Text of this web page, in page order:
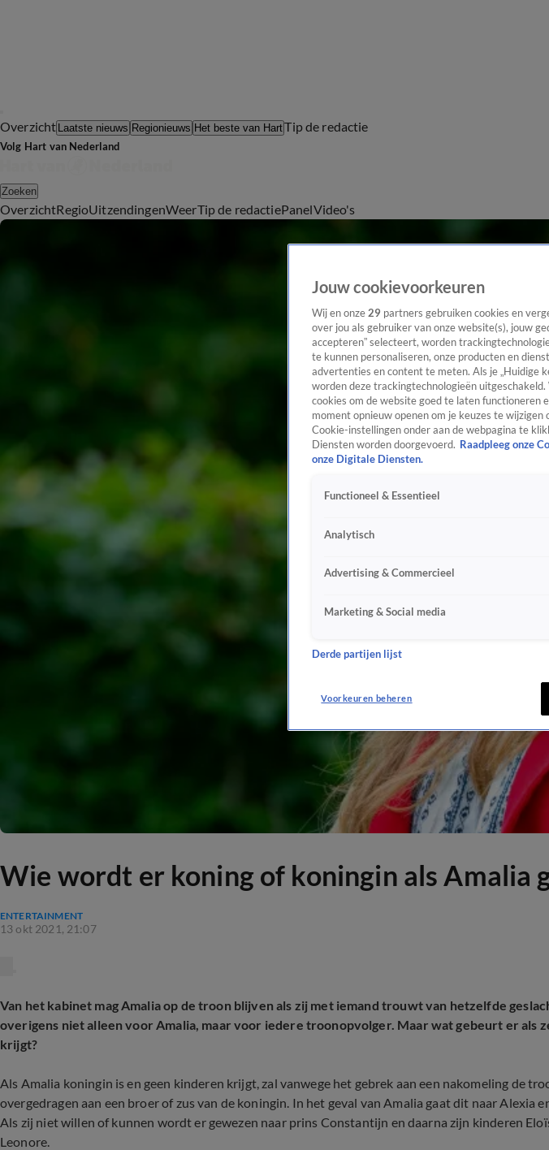
Overzicht Laatste nieuws Regionieuws Het beste van HartTip de redactie
Volg Hart van Nederland
Zoeken
OverzichtRegioUitzendingenWeerTip de redactiePanelVideo's
Wie wordt er koning of koningin als Amalia
ENTERTAINMENT
13 okt 2021, 21:07
Van het kabinet mag Amalia op de troon blijven als zij met iemand trouwt van hetzelfde
overigens niet alleen voor Amalia, maar voor iedere troonopvolger. Maar wat gebeurt er als
krijgt?
Als Amalia koningin is en geen kinderen krijgt, zal vanwege het gebrek aan een nakomeling de
overgedragen aan een broer of zus van de koningin. In het geval van Amalia gaat dit naar Alexia
Als zij niet willen of kunnen wordt er gewezen naar prins Constantijn en daarna zijn kinderen
Leonore.
Jouw cookievoorkeuren
Wij en onze 29 partners gebruiken cookies en
over jou als gebruiker van onze website(s), jouw
accepteren” selecteert, worden
te kunnen personaliseren, onze producten en
advertenties en content te meten. Als je „Huidige
worden deze trackingtechnologieën
cookies om de website goed te laten functioneren
moment opnieuw openen om je keuzes te
Cookie-instellingen onder aan de webpagina te
Diensten worden doorgevoerd. Raadpleeg onze
onze Digitale Diensten.
Functioneel & Essentieel
Analytisch
Advertising & Commercieel
Marketing & Social media
Derde partijen lijst
Voorkeuren beheren